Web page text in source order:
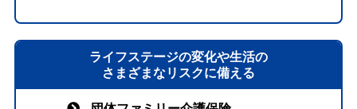
ライフステージの変化や生活の
さまざまなリスクに備える